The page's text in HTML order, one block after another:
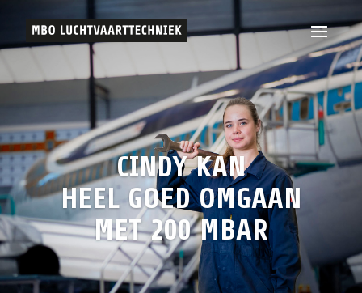
CINDY KAN
HEEL GOED OMGAAN
MET 200 MBAR